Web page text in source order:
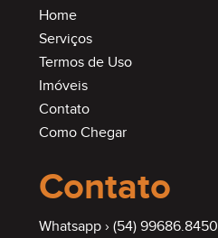
Home
Serviços
Termos de Uso
Imóveis
Contato
Como Chegar
Contato
Whatsapp › (54) 99686.8450